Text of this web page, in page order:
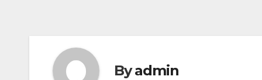
Byadmin